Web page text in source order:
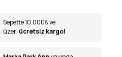
Sepette 10.000₺ve
üzeri ücretsiz kargo!